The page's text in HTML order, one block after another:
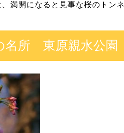
満開になると見事な桜のトン
名所 東原親水公園